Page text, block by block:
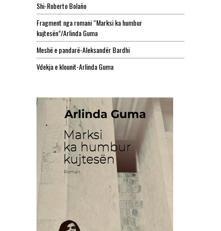
Shi-Roberto Bolaño
Fragment nga romani “Marksi ka humbur
kujtesën”/Arlinda Guma
Meshë e pandarë-Aleksandër Bardhi
Vdekja e klounit-Arlinda Guma